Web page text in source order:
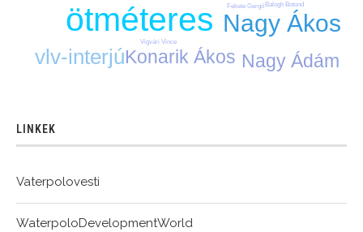
ötméteres Nagy Ákos
vlv-interjúKonarik Ákos Nagy Ádám
Balogh Botond
Fekete Gergő
Vigvári Vince
LINKEK
Vaterpolovesti
WaterpoloDevelopmentWorld